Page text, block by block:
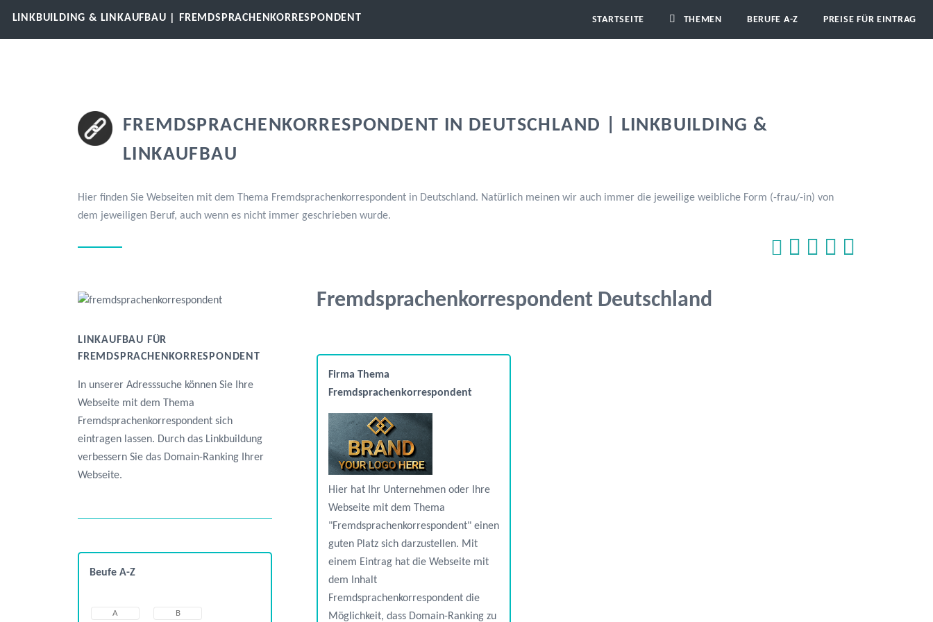
LINKBUILDING & LINKAUFBAU | FREMDSPRACHENKORRESPONDENT STARTSEITE THEMEN BERUFE A-Z PREISE FÜR EINTRAG
FREMDSPRACHENKORRESPONDENT IN DEUTSCHLAND | LINKBUILDING &
LINKAUFBAU
Hier finden Sie Webseiten mit dem Thema Fremdsprachenkorrespondent in Deutschland. Natürlich meinen wir auch immer die jeweilige weibliche Form (-frau/-in) von
dem jeweiligen Beruf, auch wenn es nicht immer geschrieben wurde.
Fremdsprachenkorrespondent Deutschland
Firma Thema
Fremdsprachenkorrespondent
Hier hat Ihr Unternehmen oder Ihre
Webseite mit dem Thema
"Fremdsprachenkorrespondent" einen
guten Platz sich darzustellen. Mit
einem Eintrag hat die Webseite mit
dem Inhalt
Fremdsprachenkorrespondent die
Möglichkeit, dass Domain-Ranking zu
LINKAUFBAU FÜR
FREMDSPRACHENKORRESPONDENT
In unserer Adresssuche können Sie Ihre
Webseite mit dem Thema
Fremdsprachenkorrespondent sich
eintragen lassen. Durch das Linkbuildung
verbessern Sie das Domain-Ranking Ihrer
Webseite.
Beufe A-Z
A
B